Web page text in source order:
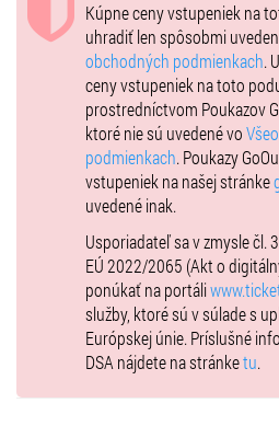
Kúpne ceny vstupeniek na
uhradiť len spôsobmi
obchodných podmienkach.
ceny vstupeniek na toto
prostredníctvom Poukazov
ktoré nie sú uvedené vo
podmienkach. Poukazy
vstupeniek na našej stránke
uvedené inak.
Usporiadateľ sa v zmysle čl.
EÚ 2022/2065 (Akt o
ponúkať na portáli
služby, ktoré sú v súlade s
Európskej únie. Príslušné
DSA nájdete na stránketu.